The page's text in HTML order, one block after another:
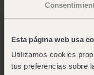
Esta página web usa
Utilizamos cookies
tus preferencias sobre